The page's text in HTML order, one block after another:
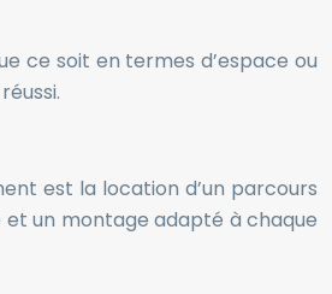
ce soit en termes d’espace ou
est la location d’un parcours
et un montage adapté à chaque